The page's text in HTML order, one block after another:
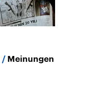
Meinungen